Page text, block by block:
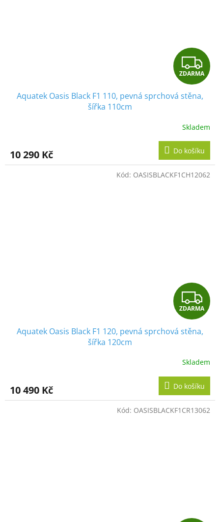
Z
D
A
R
M
A
ZDARMA
Aquatek Oasis Black F1 110, pevná sprchová stěna,
šířka 110cm
Skladem
10 290 Kč Do košíku
Z
D
A
R
M
A
ZDARMA
Aquatek Oasis Black F1 120, pevná sprchová stěna,
šířka 120cm
Skladem
10 490 Kč Do košíku
Kód: OASISBLACKF1CH12062
Kód: OASISBLACKF1CR13062